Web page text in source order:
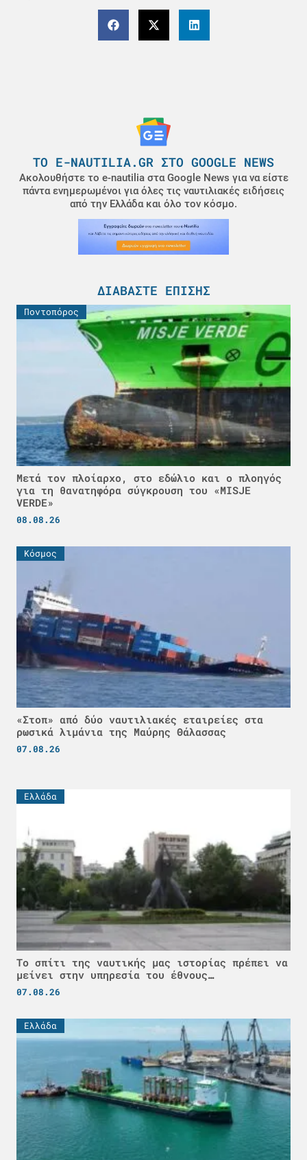
ΤΟ E-NAUTILIA.GR ΣΤΟ GOOGLE NEWS
Ακολουθήστε το e-nautilia στα Google News για να είστε
πάντα ενημερωμένοι για όλες τις ναυτιλιακές ειδήσεις
από την Ελλάδα και όλο τον κόσμο.
ΔΙΑΒΆΣΤΕ ΕΠΊΣΗΣ
Ποντοπόρος
Μετά τον πλοίαρχο, στο εδώλιο και ο πλοηγός
για τη θανατηφόρα σύγκρουση του «MISJE
VERDE»
08.08.26
Κόσμος
«Στοπ» από δύο ναυτιλιακές εταιρείες στα
ρωσικά λιμάνια της Μαύρης Θάλασσας
07.08.26
Ελλάδα
Το σπίτι της ναυτικής μας ιστορίας πρέπει να
μείνει στην υπηρεσία του έθνους…
07.08.26
Ελλάδα